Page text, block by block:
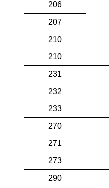
206
207
210
210
231
232
233
270
271
273
290